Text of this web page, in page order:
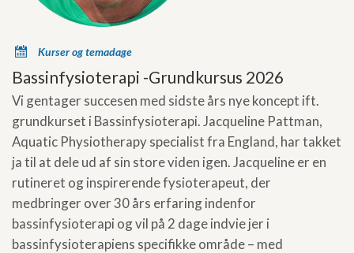
x Kurser og temadage
Bassinfysioterapi -Grundkursus 2026
Vi gentager succesen med sidste års nye koncept ift.
grundkurset i Bassinfysioterapi. Jacqueline Pattman,
Aquatic Physiotherapy specialist fra England, har takket
ja til at dele ud af sin store viden igen. Jacqueline er en
rutineret og inspirerende fysioterapeut, der
medbringer over 30 års erfaring indenfor
bassinfysioterapi og vil på 2 dage indvie jer i
bassinfysioterapiens specifikke område – med